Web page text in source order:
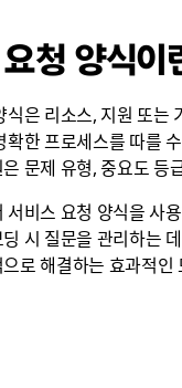
청 양식
식은 리소스, 지원 또는
확한 프로세스를 따를
문제 유형, 중요도 등
서비스 요청 양식을 사
시 질문을 관리하는
로 해결하는 효과적인